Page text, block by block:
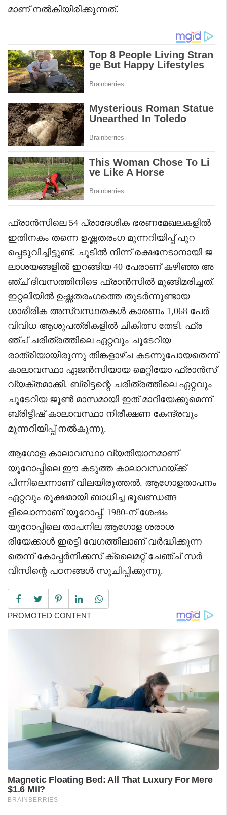
മാണ് നൽകിയിരിക്കുന്നത്.
ഫ്രാൻസിലെ 54 പ്രാദേശിക ഭരണമേഖലകളിൽ
ഇതിനകം തന്നെ ഉഷ്ണതരംഗ മുന്നറിയിപ്പ് പുറ
പ്പെടുവിച്ചിട്ടുണ്ട്. ചൂടിൽ നിന്ന് രക്ഷനേടാനായി ജ
ലാശയങ്ങളിൽ ഇറങ്ങിയ 40 പേരാണ് കഴിഞ്ഞ അ
ഞ്ച് ദിവസത്തിനിടെ ഫ്രാൻസിൽ മുങ്ങിമരിച്ചത്.
ഇറ്റലിയിൽ ഉഷ്ണതരംഗത്തെ തുടർന്നുണ്ടായ
ശാരീരിക അസ്വസ്ഥതകൾ കാരണം 1,068 പേർ
വിവിധ ആശുപത്രികളിൽ ചികിത്സ തേടി. ഫ്ര
ഞ്ച് ചരിത്രത്തിലെ ഏറ്റവും ചൂടേറിയ
രാത്രിയായിരുന്നു തിങ്കളാഴ്ച കടന്നുപോയതെന്ന്
കാലാവസ്ഥാ ഏജൻസിയായ മെറ്റിയോ ഫ്രാൻസ്
വ്യക്തമാക്കി. ബ്രിട്ടന്റെ ചരിത്രത്തിലെ ഏറ്റവും
ചൂടേറിയ ജൂൺ മാസമായി ഇത് മാറിയേക്കുമെന്ന്
ബ്രിട്ടീഷ് കാലാവസ്ഥാ നിരീക്ഷണ കേന്ദ്രവും
മുന്നറിയിപ്പ് നൽകുന്നു.
ആഗോള കാലാവസ്ഥാ വ്യതിയാനമാണ്
യൂറോപ്പിലെ ഈ കടുത്ത കാലാവസ്ഥയ്ക്ക്
പിന്നിലെന്നാണ് വിലയിരുത്തൽ. ആഗോളതാപനം
ഏറ്റവും രൂക്ഷമായി ബാധിച്ച ഭൂഖണ്ഡങ്ങ
ളിലൊന്നാണ് യൂറോപ്പ്. 1980-ന് ശേഷം
യൂറോപ്പിലെ താപനില ആഗോള ശരാശ
രിയേക്കാൾ ഇരട്ടി വേഗത്തിലാണ് വർദ്ധിക്കുന്ന
തെന്ന് കോപ്പർനിക്കസ് ക്ലൈമറ്റ് ചേഞ്ച് സർ
വീസിന്റെ പഠനങ്ങൾ സൂചിപ്പിക്കുന്നു.